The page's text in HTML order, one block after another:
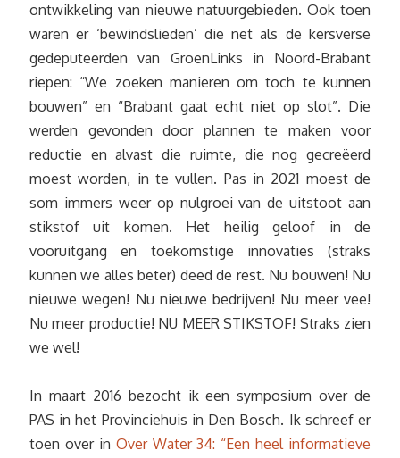
ontwikkeling van nieuwe natuurgebieden. Ook toen
waren er ‘bewindslieden’ die net als de kersverse
gedeputeerden van GroenLinks in Noord-Brabant
riepen: “We zoeken manieren om toch te kunnen
bouwen” en “Brabant gaat echt niet op slot”. Die
werden gevonden door plannen te maken voor
reductie en alvast die ruimte, die nog gecreëerd
moest worden, in te vullen. Pas in 2021 moest de
som immers weer op nulgroei van de uitstoot aan
stikstof uit komen. Het heilig geloof in de
vooruitgang en toekomstige innovaties (straks
kunnen we alles beter) deed de rest. Nu bouwen! Nu
nieuwe wegen! Nu nieuwe bedrijven! Nu meer vee!
Nu meer productie! NU MEER STIKSTOF! Straks zien
we wel!
In maart 2016 bezocht ik een symposium over de
PAS in het Provinciehuis in Den Bosch. Ik schreef er
toen over in Over Water 34: “Een heel informatieve